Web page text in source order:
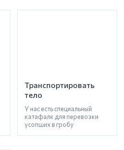
Транспортировать
тело
У нас есть специальный
катафалк для перевозки
усопших в гробу